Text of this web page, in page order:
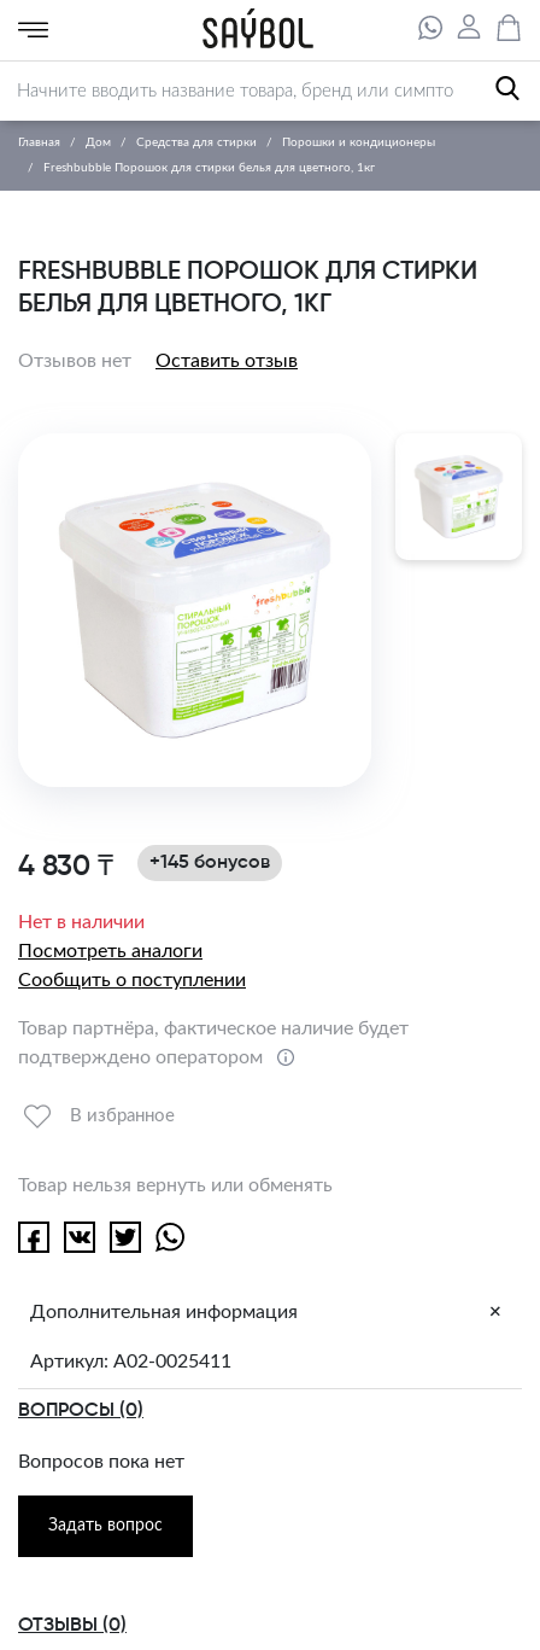
Главная Дом Средства для стирки Порошки и кондиционеры
Freshbubble Порошок для стирки белья для цветного, 1кг
FRESHBUBBLE ПОРОШОК ДЛЯ СТИРКИ
БЕЛЬЯ ДЛЯ ЦВЕТНОГО, 1КГ
Отзывов нет Оставить отзыв
4 830 ₸ +145 бонусов
Нет в наличии
Посмотреть аналоги
Сообщить о поступлении
Товар партнёра, фактическое наличие будет
подтверждено оператором
В избранное
Товар нельзя вернуть или обменять
Дополнительная информация +
Артикул: A02-0025411
ВОПРОСЫ (0)
Вопросов пока нет
Задать вопрос
ОТЗЫВЫ (0)